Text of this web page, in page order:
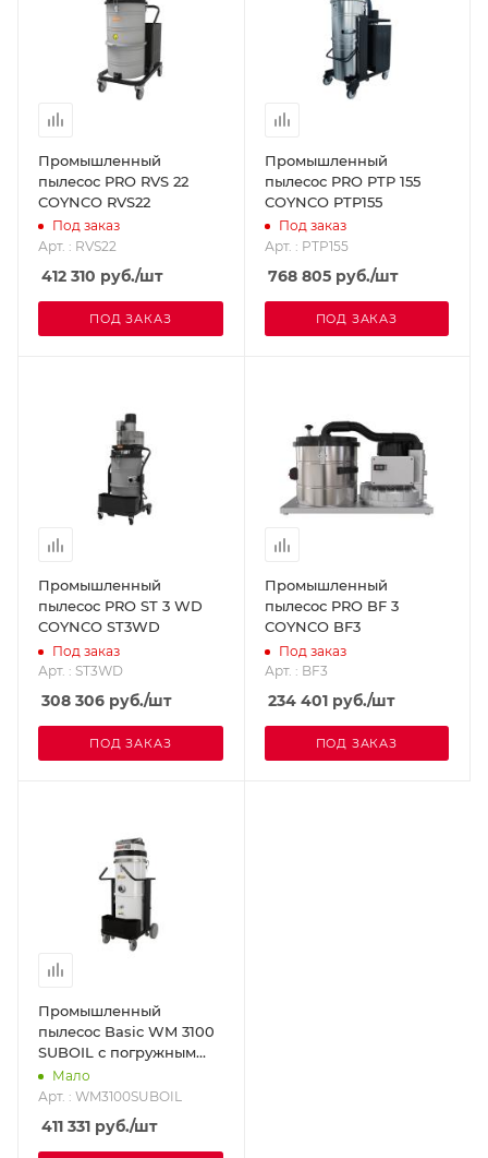
Промышленный
пылесос PRO RVS 22
COYNCO RVS22
Под заказ
Арт. : RVS22
412 310 руб./шт
ПОД ЗАКАЗ
Промышленный
пылесос PRO PTP 155
COYNCO PTP155
Под заказ
Арт. : PTP155
768 805руб./шт
ПОД ЗАКАЗ
Промышленный
пылесос PRO ST 3 WD
COYNCO ST3WD
Под заказ
Арт. : ST3WD
308 306 руб./шт
ПОД ЗАКАЗ
Промышленный
пылесос PRO BF 3
COYNCO BF3
Под заказ
Арт. : BF3
234 401руб./шт
ПОД ЗАКАЗ
Промышленный
пылесос Basic WM 3100
SUBOIL с погружным
насосом COYNCO
WM3100SUBOIL
Мало
Арт. : WM3100SUBOIL
411 331 руб./шт